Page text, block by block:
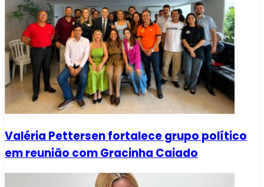
Valéria Pettersen fortalece grupo político
em reunião com Gracinha Caiado